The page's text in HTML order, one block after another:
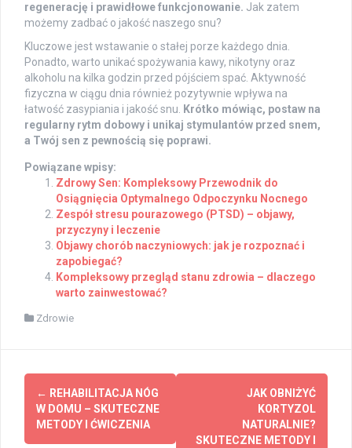
regenerację i prawidłowe funkcjonowanie. Jak zatem
możemy zadbać o jakość naszego snu?
Kluczowe jest wstawanie o stałej porze każdego dnia.
Ponadto, warto unikać spożywania kawy, nikotyny oraz
alkoholu na kilka godzin przed pójściem spać. Aktywność
fizyczna w ciągu dnia również pozytywnie wpływa na
łatwość zasypiania i jakość snu. Krótko mówiąc, postaw na
regularny rytm dobowy i unikaj stymulantów przed snem,
a Twój sen z pewnością się poprawi.
Powiązane wpisy:
Zdrowy Sen: Kompleksowy Przewodnik do
Osiągnięcia Optymalnego Odpoczynku Nocnego
Zespół stresu pourazowego (PTSD) – objawy,
przyczyny i leczenie
Objawy chorób naczyniowych: jak je rozpoznać i
zapobiegać?
Kompleksowy przegląd stanu zdrowia – dlaczego
warto zainwestować?
Zdrowie
Post
navigation
← REHABILITACJA NÓG
W DOMU – SKUTECZNE
METODY I ĆWICZENIA
JAK OBNIŻYĆ
KORTYZOL
NATURALNIE?
SKUTECZNE METODY I